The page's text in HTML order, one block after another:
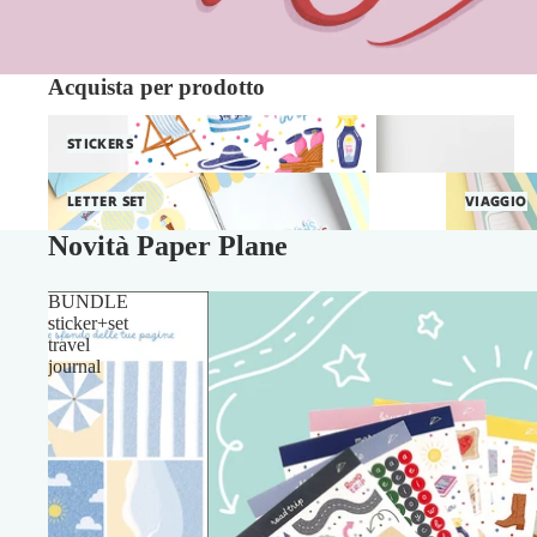
Acquista per prodotto
STICKERS
Letter Set
LETTER SET
Viaggio
VIAGGIO
Novità Paper Plane
BUNDLE
sticker+set
travel
journal